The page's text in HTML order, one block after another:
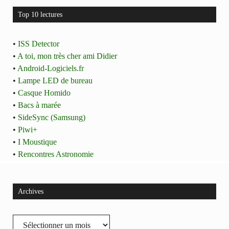
Top 10 lectures
• ISS Detector
• A toi, mon très cher ami Didier
• Android-Logiciels.fr
• Lampe LED de bureau
• Casque Homido
• Bacs à marée
• SideSync (Samsung)
• Piwi+
• I Moustique
• Rencontres Astronomie
Archives
Archives